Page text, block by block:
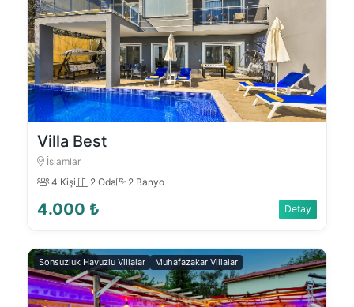
Villa Best
İslamlar
4 Kişi
2 Oda 2 Banyo
4.000 ₺ Detay
Sonsuzluk Havuzlu Villalar Muhafazakar Villalar